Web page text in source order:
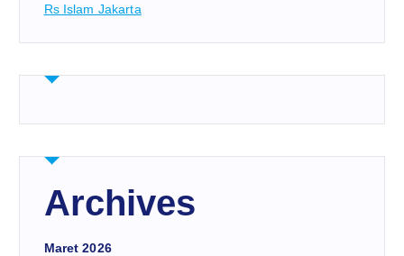
Rs Islam Jakarta
Archives
Maret 2026